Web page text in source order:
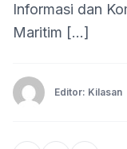
Informasi dan
Maritim […]
Editor: Kilasan